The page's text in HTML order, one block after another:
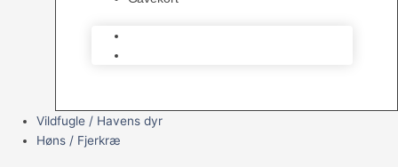
Vildfugle / Havens dyr
Høns / Fjerkræ